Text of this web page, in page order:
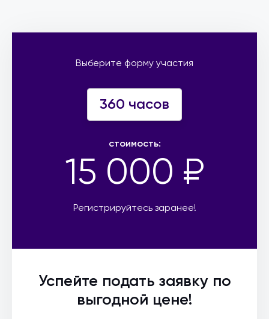
Выберите форму участия
360 часов
стоимость:
15 000 ₽
Регистрируйтесь заранее!
Успейте подать заявку по
выгодной цене!